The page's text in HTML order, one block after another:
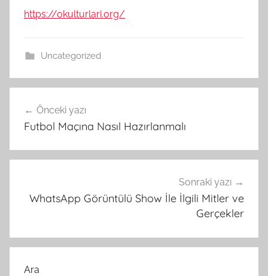
https://okulturlari.org/
Uncategorized
gezinmesi
Önceki yazı
Futbol Maçına Nasıl Hazırlanmalı
Sonraki yazı
WhatsApp Görüntülü Show İle İlgili Mitler ve
Gerçekler
Ara